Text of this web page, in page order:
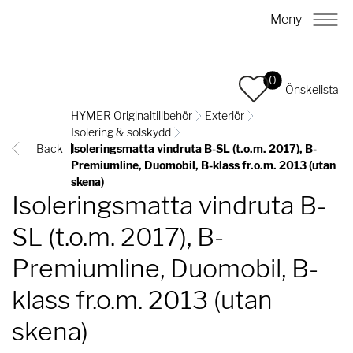
Meny
0
Önskelista
Back
HYMER Originaltillbehör
Exteriör
Isolering & solskydd
Isoleringsmatta vindruta B-SL (t.o.m. 2017), B-
Premiumline, Duomobil, B-klass fr.o.m. 2013 (utan
skena)
Isoleringsmatta vindruta B-
SL (t.o.m. 2017), B-
Premiumline, Duomobil, B-
klass fr.o.m. 2013 (utan
skena)